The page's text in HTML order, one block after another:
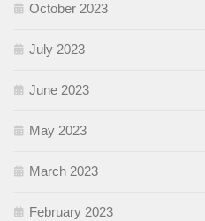
October 2023
July 2023
June 2023
May 2023
March 2023
February 2023